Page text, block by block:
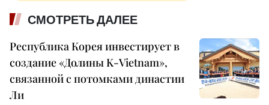
СМОТРЕТЬ ДАЛЕЕ
Республика Корея инвестирует в
создание «Долины K-Vietnam»,
связанной с потомками династии
Ли